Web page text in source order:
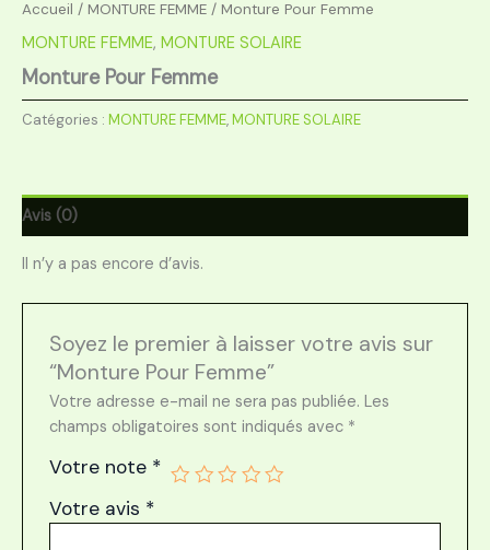
Accueil / MONTURE FEMME / Monture Pour Femme
MONTURE FEMME, MONTURE SOLAIRE
Monture Pour Femme
Catégories : MONTURE FEMME,MONTURE SOLAIRE
Avis (0)
Il n’y a pas encore d’avis.
Soyez le premier à laisser votre avis sur
“Monture Pour Femme”
Votre adresse e-mail ne sera pas publiée. Les
champs obligatoires sont indiqués avec *
Votre note *
Votre avis *